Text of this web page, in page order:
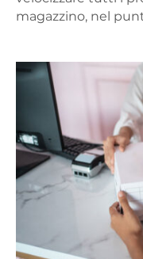
magazzino, nel